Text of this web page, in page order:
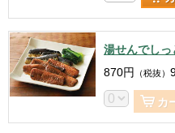
湯せんでし
870円 （税抜）
カ